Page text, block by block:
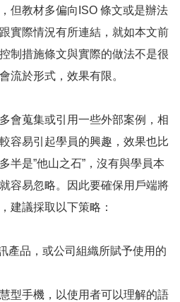
但教材多偏向ISO 條文或是辦法
實際情況有所連結，就如本文前
制措施條文與實際的做法不是很
流於形式，效果有限。
會蒐集或引用一些外部案例，相
容易引起學員的興趣，效果也比
半是”他山之石”，沒有與學員本
容易忽略。因此要確保用戶端將
建議採取以下策略：
產品，或公司組織所賦予使用的
型手機，以使用者可以理解的語